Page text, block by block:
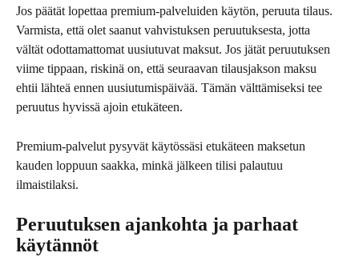
Jos päätät lopettaa premium-palveluiden käytön, peruuta tilaus.
Varmista, että olet saanut vahvistuksen peruutuksesta, jotta
vältät odottamattomat uusiutuvat maksut. Jos jätät peruutuksen
viime tippaan, riskinä on, että seuraavan tilausjakson maksu
ehtii lähteä ennen uusiutumispäivää. Tämän välttämiseksi tee
peruutus hyvissä ajoin etukäteen.
Premium-palvelut pysyvät käytössäsi etukäteen maksetun
kauden loppuun saakka, minkä jälkeen tilisi palautuu
ilmaistilaksi.
Peruutuksen ajankohta ja parhaat
käytännöt